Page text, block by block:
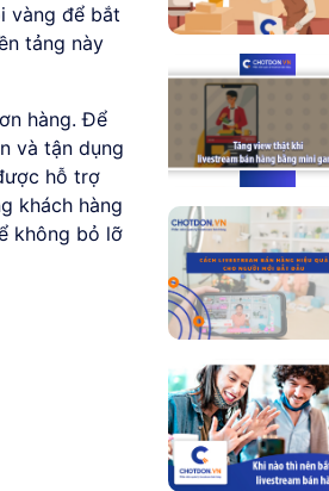
vàng để bắt
tảng này
hàng. Để
và tận dụng
hỗ trợ
khách hàng
không bỏ lỡ